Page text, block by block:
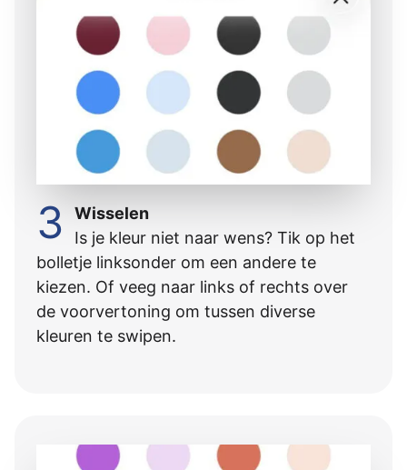
3
Wisselen
Is je kleur niet naar wens? Tik op het
bolletje linksonder om een andere te
kiezen. Of veeg naar links of rechts over
de voorvertoning om tussen diverse
kleuren te swipen.